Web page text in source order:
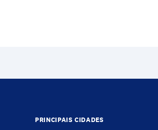
PRINCIPAIS CIDADES